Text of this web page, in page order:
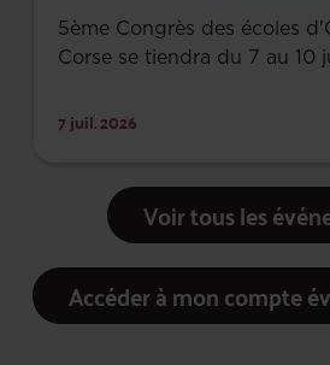
5ème Congrès des écoles
Corse se tiendra du 7 au 10
7 juil. 2026
Voir tous les
Accéder à mon compte